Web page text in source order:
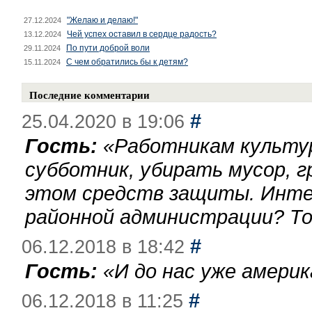
27.12.2024 "Желаю и делаю!"
13.12.2024 Чей успех оставил в сердце радость?
29.11.2024 По пути доброй воли
15.11.2024 С чем обратились бы к детям?
Последние комментарии
25.04.2020 в 19:06 #
Гость: «Работникам
субботник, убирать мусор,
этом средств защиты.
районной администрации?
06.12.2018 в 18:42 #
Гость: «И до нас уже
06.12.2018 в 11:25 #